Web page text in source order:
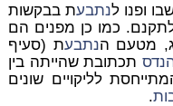
ופנו לנתבעת בבקשות
כמו כן מפנים הם
מטעם הנתבעת (סעיף
תכתובת שהייתה בין
לליקויים שונים
.